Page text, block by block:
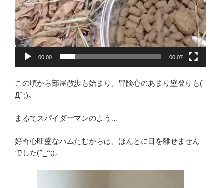
00:00 00:07
この頃から部屋散歩も始まり、冒険心のあまり壁登りも(ﾟ
Дﾟ;)。
まるでスパイダーマンのよう…
好奇心旺盛なハムたむからは、ほんとに目を離せません
でした(^_^;)。